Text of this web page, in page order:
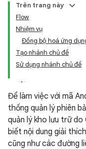
Trên trang này
Flow
Nhiệm vụ
Đồng bộ hoá ứng
Tạo nhánh chủ đề
Sử dụng nhánh chủ đề
Để làm việc với mã
thống quản lý phiên
quản lý kho lưu trữ
biết nội dung giải
cũng như các đường